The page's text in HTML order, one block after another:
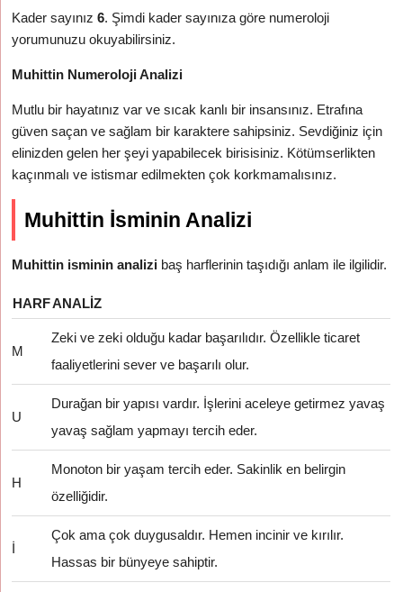
Kader sayınız6. Şimdi kader sayınıza göre numeroloji
yorumunuzu okuyabilirsiniz.
Muhittin Numeroloji Analizi
Mutlu bir hayatınız var ve sıcak kanlı bir insansınız. Etrafına
güven saçan ve sağlam bir karaktere sahipsiniz. Sevdiğiniz için
elinizden gelen her şeyi yapabilecek birisisiniz. Kötümserlikten
kaçınmalı ve istismar edilmekten çok korkmamalısınız.
Muhittin İsminin Analizi
Muhittin isminin analizi baş harflerinin taşıdığı anlam ile ilgilidir.
HARFANALIZ
M
Zeki ve zeki olduğu kadar başarılıdır. Özellikle ticaret
faaliyetlerini sever ve başarılı olur.
U
Durağan bir yapısı vardır. İşlerini aceleye getirmez yavaş
yavaş sağlam yapmayı tercih eder.
H
Monoton bir yaşam tercih eder. Sakinlik en belirgin
özelliğidir.
İ
Çok ama çok duygusaldır. Hemen incinir ve kırılır.
Hassas bir bünyeye sahiptir.